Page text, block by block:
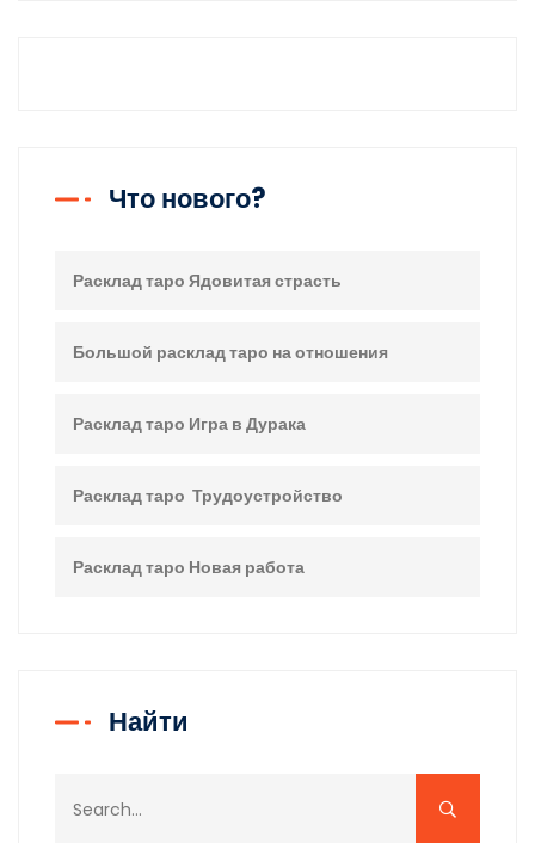
Что нового?
Расклад таро Ядовитая страсть
Большой расклад таро на отношения
Расклад таро Игра в Дурака
Расклад таро Трудоустройство
Расклад таро Новая работа
Найти